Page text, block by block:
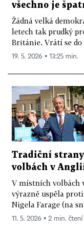
všechno je
Žádná velká
letech tak prudký
Británie. Vrátí se do
19. 5. 2026 ▪ 13:25 min.
Tradiční
volbách v
V místních volbách
výrazně uspěla
Nigela Farage (na
11. 5. 2026 ▪ 2 min. čtení